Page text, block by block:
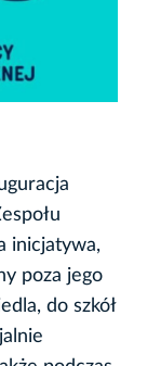
inicjatywa,
poza jego
do szkół